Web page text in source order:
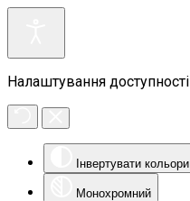
Налаштування доступності
Інвертувати кольори
Монохромний